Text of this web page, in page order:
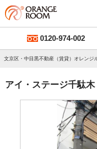
0120-974-002
文京区・中目黒不動産（賃貸）オレンジ
アイ・ステージ千駄